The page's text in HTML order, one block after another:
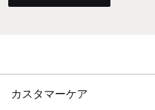
カスタマーケア